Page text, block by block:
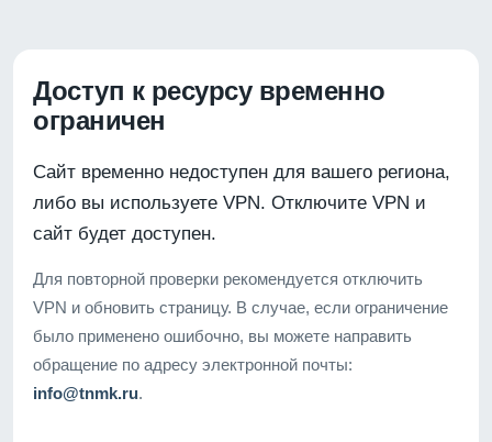
Доступ к ресурсу временно
ограничен
Сайт временно недоступен для вашего региона,
либо вы используете VPN. Отключите VPN и
сайт будет доступен.
Для повторной проверки рекомендуется отключить
VPN и обновить страницу. В случае, если ограничение
было применено ошибочно, вы можете направить
обращение по адресу электронной почты:
info@tnmk.ru.